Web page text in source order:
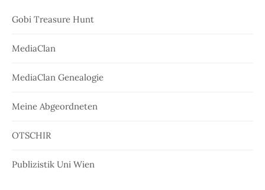
Gobi Treasure Hunt
MediaClan
MediaClan Genealogie
Meine Abgeordneten
OTSCHIR
Publizistik Uni Wien